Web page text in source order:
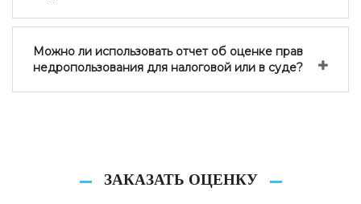
Можно ли использовать отчет об оценке прав
недропользования для налоговой или в суде?
ЗАКАЗАТЬ ОЦЕНКУ